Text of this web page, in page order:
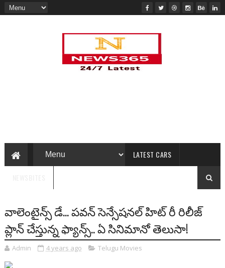
LATEST CARS
వాలెంటైన్స్ డే... పవన్ సెన్సేషనల్ హిట్ రీ రిలీజ్
ప్లాన్ చేస్తున్న ఫ్యాన్స్.. ఏ సినిమానో తెలుసా!
Admin 4 years ago Telugu Movies